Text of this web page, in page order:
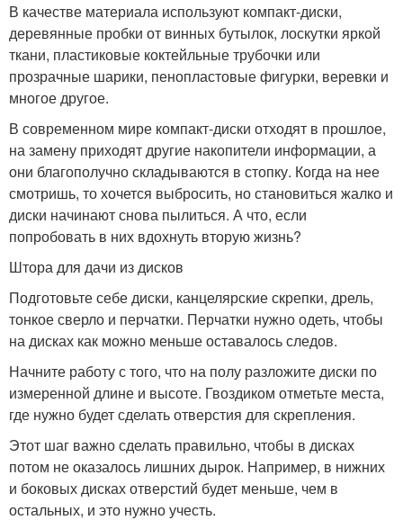
В качестве материала используют компакт-диски,
деревянные пробки от винных бутылок, лоскутки яркой
ткани, пластиковые коктейльные трубочки или
прозрачные шарики, пенопластовые фигурки, веревки и
многое другое.
В современном мире компакт-диски отходят в прошлое,
на замену приходят другие накопители информации, а
они благополучно складываются в стопку. Когда на нее
смотришь, то хочется выбросить, но становиться жалко и
диски начинают снова пылиться. А что, если
попробовать в них вдохнуть вторую жизнь?
Штора для дачи из дисков
Подготовьте себе диски, канцелярские скрепки, дрель,
тонкое сверло и перчатки. Перчатки нужно одеть, чтобы
на дисках как можно меньше оставалось следов.
Начните работу с того, что на полу разложите диски по
измеренной длине и высоте. Гвоздиком отметьте места,
где нужно будет сделать отверстия для скрепления.
Этот шаг важно сделать правильно, чтобы в дисках
потом не оказалось лишних дырок. Например, в нижних
и боковых дисках отверстий будет меньше, чем в
остальных, и это нужно учесть.